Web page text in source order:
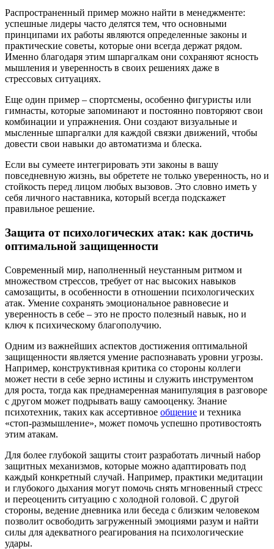
Распространенный пример можно найти в менеджменте:
успешные лидеры часто делятся тем, что основными
принципами их работы являются определенные законы и
практические советы, которые они всегда держат рядом.
Именно благодаря этим шпаргалкам они сохраняют ясность
мышления и уверенность в своих решениях даже в
стрессовых ситуациях.
Еще один пример – спортсмены, особенно фигуристы или
гимнасты, которые запоминают и постоянно повторяют свои
комбинации и упражнения. Они создают визуальные и
мысленные шпаргалки для каждой связки движений, чтобы
довести свои навыки до автоматизма и блеска.
Если вы сумеете интегрировать эти законы в вашу
повседневную жизнь, вы обретете не только уверенность, но и
стойкость перед лицом любых вызовов. Это словно иметь у
себя личного наставника, который всегда подскажет
правильное решение.
Защита от психологических атак: как достичь
оптимальной защищенности
Современный мир, наполненный неустанным ритмом и
множеством стрессов, требует от нас высоких навыков
самозащиты, в особенности в отношении психологических
атак. Умение сохранять эмоциональное равновесие и
уверенность в себе – это не просто полезный навык, но и
ключ к психическому благополучию.
Одним из важнейших аспектов достижения оптимальной
защищенности является умение распознавать уровни угрозы.
Например, конструктивная критика со стороны коллеги
может нести в себе зерно истины и служить инструментом
для роста, тогда как преднамеренная манипуляция в разговоре
с другом может подрывать вашу самооценку. Знание
психотехник, таких как ассертивное общение и техника
«стоп-размышление», может помочь успешно противостоять
этим атакам.
Для более глубокой защиты стоит разработать личный набор
защитных механизмов, которые можно адаптировать под
каждый конкретный случай. Например, практики медитации
и глубокого дыхания могут помочь снять мгновенный стресс
и переоценить ситуацию с холодной головой. С другой
стороны, ведение дневника или беседа с близким человеком
позволит освободить загруженный эмоциями разум и найти
силы для адекватного реагирования на психологические
удары.